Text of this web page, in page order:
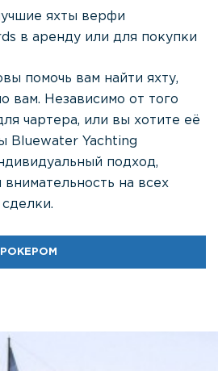
яхты верфи
в аренду или для покупки
помочь вам найти яхту,
вам. Независимо от того
чартера, или вы хотите её
Bluewater Yachting
подход,
на всех